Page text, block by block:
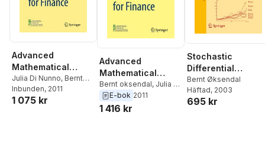
Advanced
Mathematical
Methods for
Finance
Julia Di Nunno, Bernt
Øksendal
Inbunden, 2011
1 075 kr
Advanced
Mathematical
Methods for
Finance
Bernt oksendal, Julia Di
Nunno
E-bok 2011
1 416 kr
Stochastic
Differential
Equations
Bernt Øksendal
Häftad, 2003
695 kr